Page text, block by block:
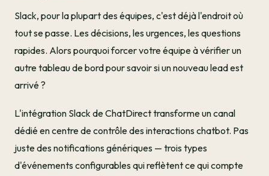
Slack, pour la plupart des équipes, c'est déjà l'endroit où
tout se passe. Les décisions, les urgences, les questions
rapides. Alors pourquoi forcer votre équipe à vérifier un
autre tableau de bord pour savoir si un nouveau lead est
arrivé ?
L'intégration Slack de ChatDirect transforme un canal
dédié en centre de contrôle des interactions chatbot. Pas
juste des notifications génériques — trois types
d'événements configurables qui reflètent ce qui compte